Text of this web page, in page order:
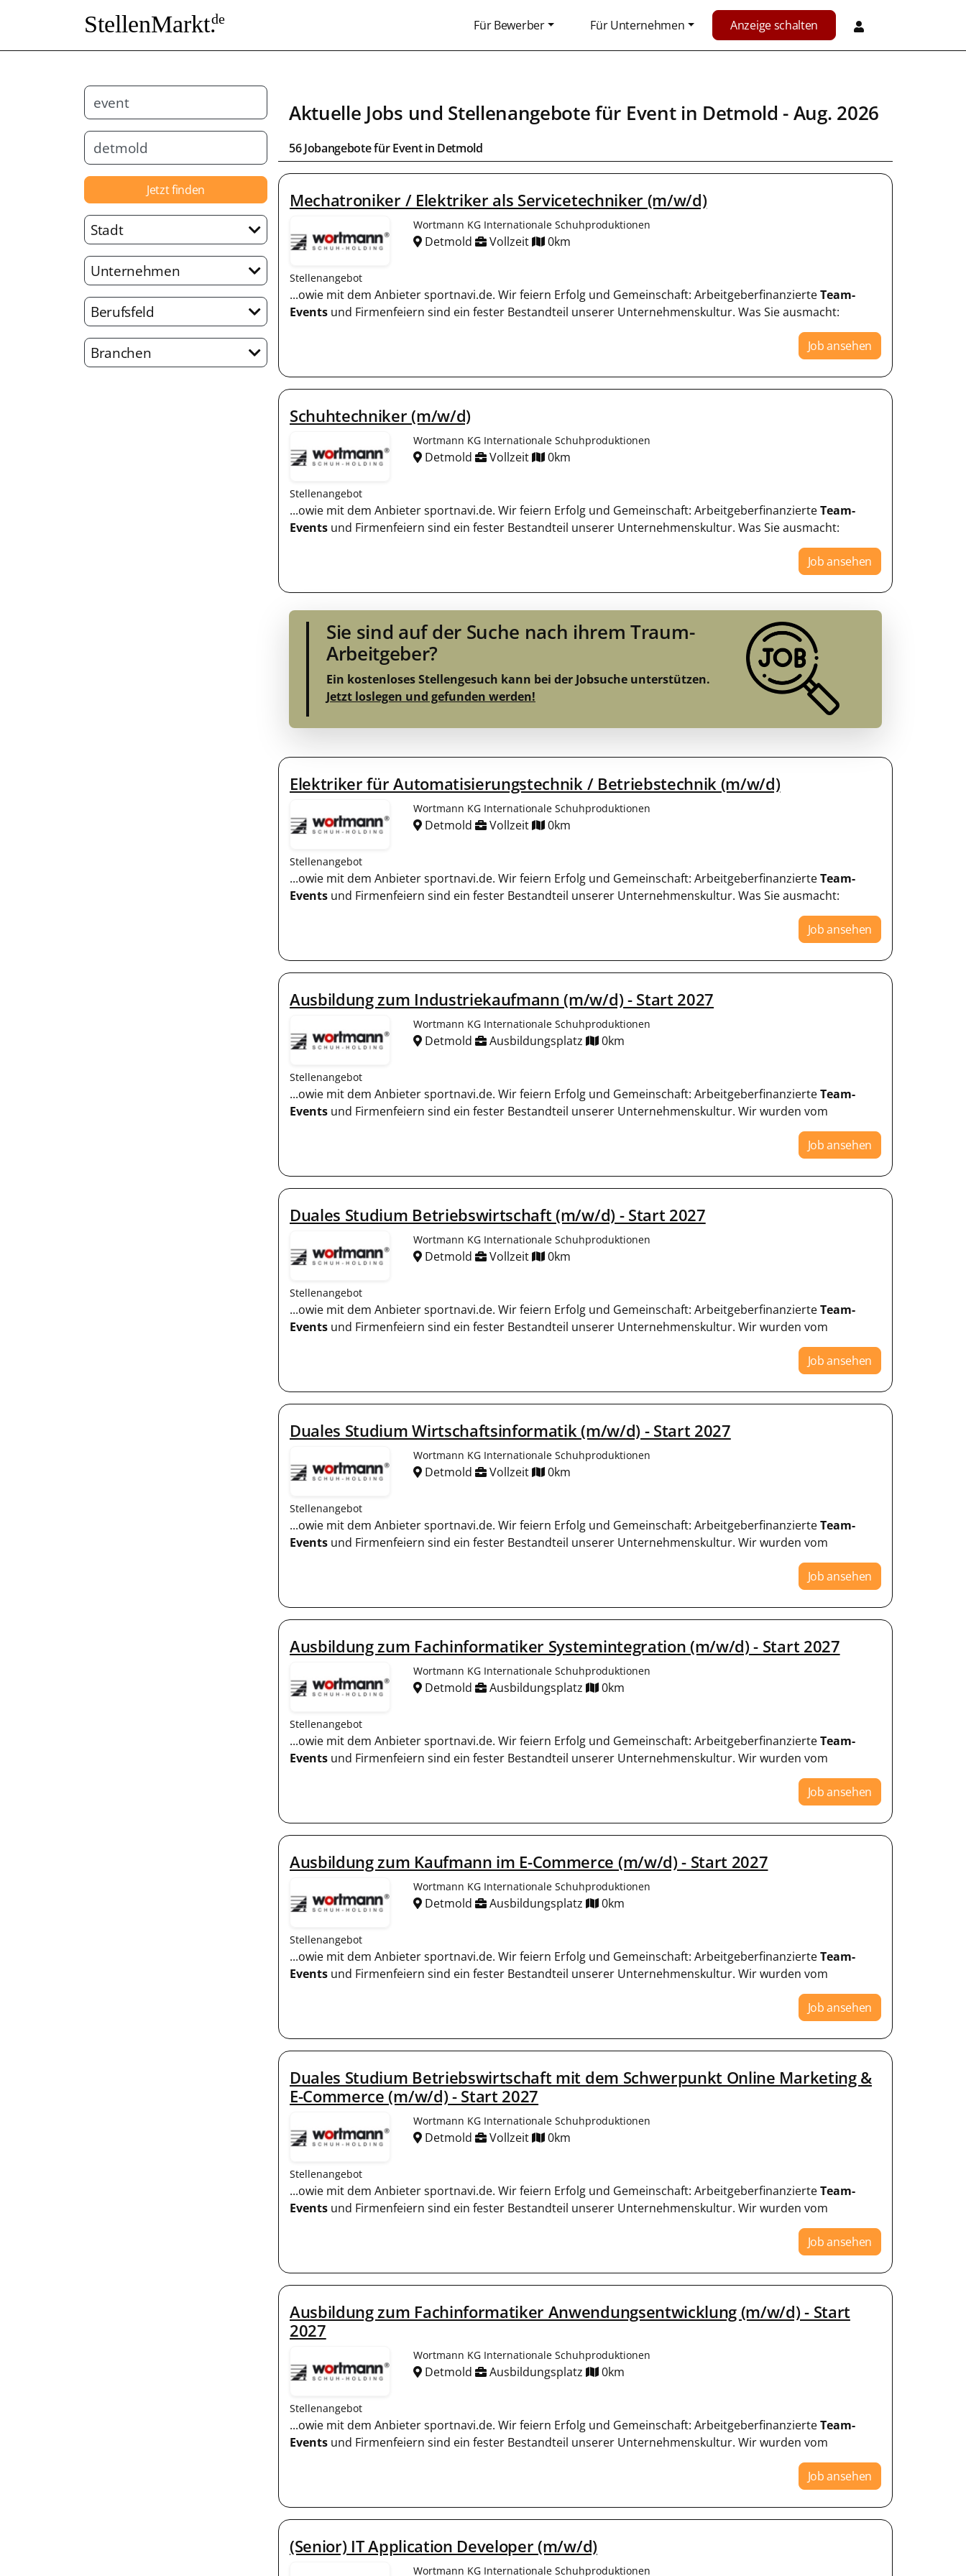
StellenMarkt.de Für Bewerber Für Unternehmen Anzeige schalten
Jetzt finden
Stadt
Unternehmen
Berufsfeld
Branchen
Aktuelle Jobs und Stellenangebote für Eventin Detmold - Aug. 2026
56 Jobangebote fürEventin Detmold
Mechatroniker / Elektriker als Servicetechniker (m/w/d)
Wortmann KG Internationale Schuhproduktionen
Detmold Vollzeit 0km
Stellenangebot
...owie mit dem Anbieter sportnavi.de. Wir feiern Erfolg und Gemeinschaft: ArbeitgeberfinanzierteTeam-
Events und Firmenfeiern sind ein fester Bestandteil unserer Unternehmenskultur. Was Sie ausmacht:
Job ansehen
Schuhtechniker (m/w/d)
Wortmann KG Internationale Schuhproduktionen
Detmold Vollzeit 0km
Stellenangebot
...owie mit dem Anbieter sportnavi.de. Wir feiern Erfolg und Gemeinschaft: ArbeitgeberfinanzierteTeam-
Events und Firmenfeiern sind ein fester Bestandteil unserer Unternehmenskultur. Was Sie ausmacht:
Job ansehen
Sie sind auf der Suche nach ihrem Traum-
Arbeitgeber?
Ein kostenloses Stellengesuch kann bei der Jobsuche unterstützen.
Jetzt loslegen und gefunden werden!
Elektriker für Automatisierungstechnik / Betriebstechnik (m/w/d)
Wortmann KG Internationale Schuhproduktionen
Detmold Vollzeit 0km
Stellenangebot
...owie mit dem Anbieter sportnavi.de. Wir feiern Erfolg und Gemeinschaft: ArbeitgeberfinanzierteTeam-
Events und Firmenfeiern sind ein fester Bestandteil unserer Unternehmenskultur. Was Sie ausmacht:
Job ansehen
Ausbildung zum Industriekaufmann (m/w/d) - Start 2027
Wortmann KG Internationale Schuhproduktionen
Detmold Ausbildungsplatz 0km
Stellenangebot
...owie mit dem Anbieter sportnavi.de. Wir feiern Erfolg und Gemeinschaft: ArbeitgeberfinanzierteTeam-
Events und Firmenfeiern sind ein fester Bestandteil unserer Unternehmenskultur. Wir wurden vom
Job ansehen
Duales Studium Betriebswirtschaft (m/w/d) - Start 2027
Wortmann KG Internationale Schuhproduktionen
Detmold Vollzeit 0km
Stellenangebot
...owie mit dem Anbieter sportnavi.de. Wir feiern Erfolg und Gemeinschaft: ArbeitgeberfinanzierteTeam-
Events und Firmenfeiern sind ein fester Bestandteil unserer Unternehmenskultur. Wir wurden vom
Job ansehen
Duales Studium Wirtschaftsinformatik (m/w/d) - Start 2027
Wortmann KG Internationale Schuhproduktionen
Detmold Vollzeit 0km
Stellenangebot
...owie mit dem Anbieter sportnavi.de. Wir feiern Erfolg und Gemeinschaft: ArbeitgeberfinanzierteTeam-
Events und Firmenfeiern sind ein fester Bestandteil unserer Unternehmenskultur. Wir wurden vom
Job ansehen
Ausbildung zum Fachinformatiker Systemintegration (m/w/d) - Start 2027
Wortmann KG Internationale Schuhproduktionen
Detmold Ausbildungsplatz 0km
Stellenangebot
...owie mit dem Anbieter sportnavi.de. Wir feiern Erfolg und Gemeinschaft: ArbeitgeberfinanzierteTeam-
Events und Firmenfeiern sind ein fester Bestandteil unserer Unternehmenskultur. Wir wurden vom
Job ansehen
Ausbildung zum Kaufmann im E-Commerce (m/w/d) - Start 2027
Wortmann KG Internationale Schuhproduktionen
Detmold Ausbildungsplatz 0km
Stellenangebot
...owie mit dem Anbieter sportnavi.de. Wir feiern Erfolg und Gemeinschaft: ArbeitgeberfinanzierteTeam-
Events und Firmenfeiern sind ein fester Bestandteil unserer Unternehmenskultur. Wir wurden vom
Job ansehen
Duales Studium Betriebswirtschaft mit dem Schwerpunkt Online Marketing &
E-Commerce (m/w/d) - Start 2027
Wortmann KG Internationale Schuhproduktionen
Detmold Vollzeit 0km
Stellenangebot
...owie mit dem Anbieter sportnavi.de. Wir feiern Erfolg und Gemeinschaft: ArbeitgeberfinanzierteTeam-
Events und Firmenfeiern sind ein fester Bestandteil unserer Unternehmenskultur. Wir wurden vom
Job ansehen
Ausbildung zum Fachinformatiker Anwendungsentwicklung (m/w/d) - Start
2027
Wortmann KG Internationale Schuhproduktionen
Detmold Ausbildungsplatz 0km
Stellenangebot
...owie mit dem Anbieter sportnavi.de. Wir feiern Erfolg und Gemeinschaft: ArbeitgeberfinanzierteTeam-
Events und Firmenfeiern sind ein fester Bestandteil unserer Unternehmenskultur. Wir wurden vom
Job ansehen
(Senior) IT Application Developer (m/w/d)
Wortmann KG Internationale Schuhproduktionen